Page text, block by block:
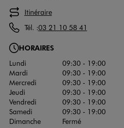
Itinéraire
Tél. :03 21 10 58 41
HORAIRES
Lundi
09:30 - 19:00
Mardi
09:30 - 19:00
Mercredi
09:30 - 19:00
Jeudi
09:30 - 19:00
Vendredi
09:30 - 19:00
Samedi
09:30 - 19:00
Dimanche
Fermé